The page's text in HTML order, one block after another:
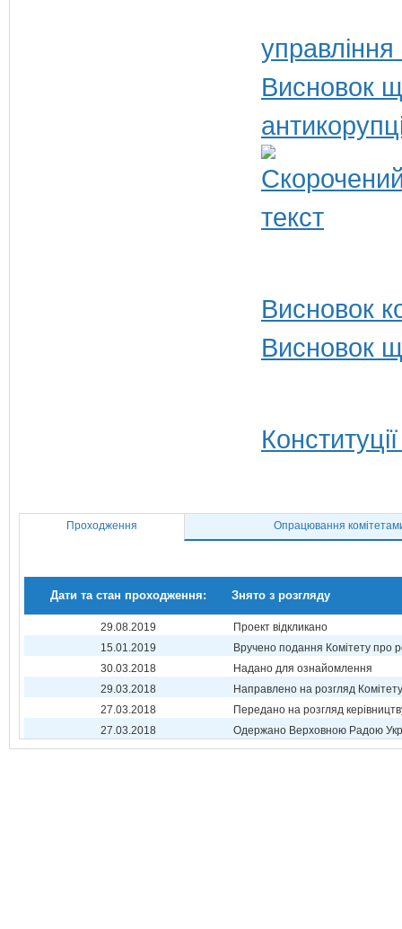
Висновок
Висновок
Висновок
Проходження Опрацювання
Дати та стан проходження: Знято з розгляду
29.08.2019
Проект відкликано
15.01.2019
Вручено подання Комітету про
30.03.2018
Надано для ознайомлення
29.03.2018
Направлено на розгляд Комітету
27.03.2018
Передано на розгляд
27.03.2018
Одержано Верховною Радою